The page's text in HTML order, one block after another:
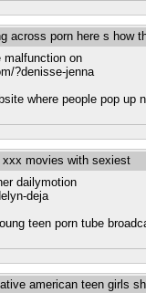
across porn here s how
malfunction on
?denisse-jenna
where people pop up
xxx movies with sexiest
dailymotion
deja
teen porn tube
american teen girls